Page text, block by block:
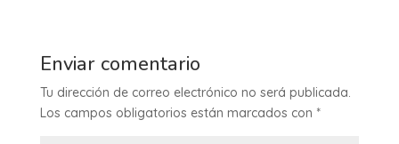
Enviar comentario
Tu dirección de correo electrónico no será publicada.
Los campos obligatorios están marcados con *